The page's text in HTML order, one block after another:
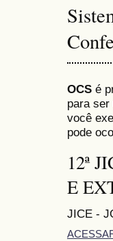
OCS é
para
você
pode
12ª
E
JICE -